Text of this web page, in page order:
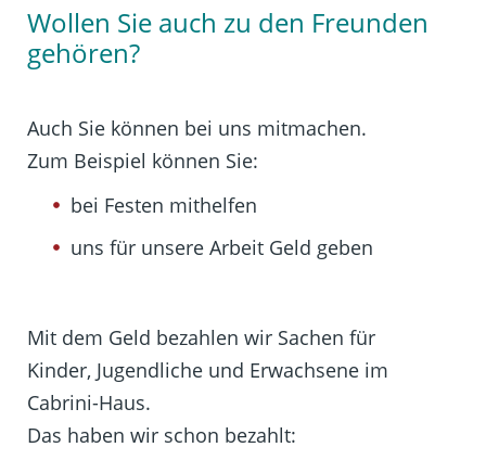
Wollen Sie auch zu den Freunden
gehören?
Auch Sie können bei uns mitmachen.
Zum Beispiel können Sie:
bei Festen mithelfen
uns für unsere Arbeit Geld geben
Mit dem Geld bezahlen wir Sachen für
Kinder, Jugendliche und Erwachsene im
Cabrini-Haus.
Das haben wir schon bezahlt: